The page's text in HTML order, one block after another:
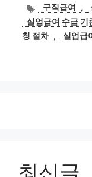
태
그
구직급여 ,
실업급여 수급 기
청 절차 , 실업급
최신글